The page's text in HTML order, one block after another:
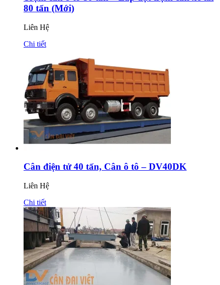
80 tấn (Mới)
Liên Hệ
Chi tiết
Cân điện tử 40 tấn, Cân ô tô – DV40DK
Liên Hệ
Chi tiết